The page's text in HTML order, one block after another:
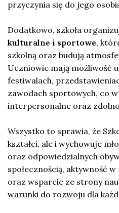
przyczynia się do jego
Dodatkowo, szkoła
kulturalne i sportowe,
szkolną oraz budują
Uczniowie mają możliwość
festiwalach,
zawodach sportowych, co
interpersonalne oraz
Wszystko to sprawia, że
kształci, ale i wychowuje
oraz odpowiedzialnych
społecznością, aktywność
oraz wsparcie ze strony
warunki do rozwoju dla